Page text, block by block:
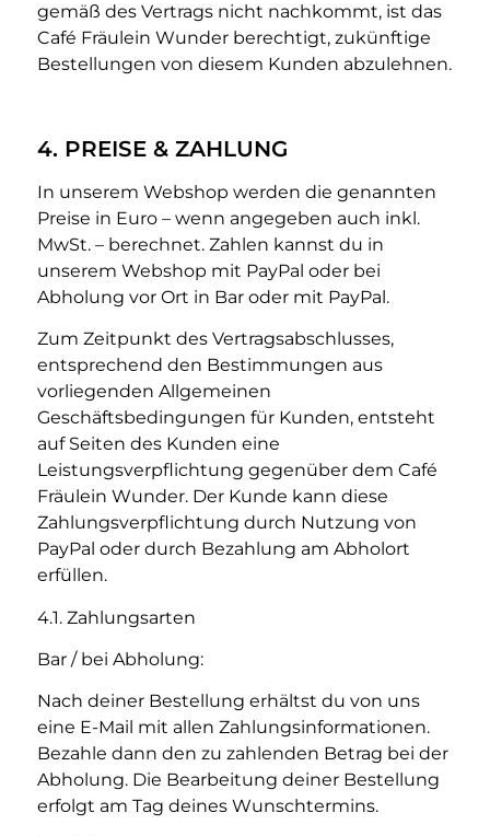
gemäß des Vertrags nicht nachkommt, ist das
Café Fräulein Wunder berechtigt, zukünftige
Bestellungen von diesem Kunden abzulehnen.
4. PREISE & ZAHLUNG
In unserem Webshop werden die genannten
Preise in Euro – wenn angegeben auch inkl.
MwSt. – berechnet. Zahlen kannst du in
unserem Webshop mit PayPal oder bei
Abholung vor Ort in Bar oder mit PayPal.
Zum Zeitpunkt des Vertragsabschlusses,
entsprechend den Bestimmungen aus
vorliegenden Allgemeinen
Geschäftsbedingungen für Kunden, entsteht
auf Seiten des Kunden eine
Leistungsverpflichtung gegenüber dem Café
Fräulein Wunder. Der Kunde kann diese
Zahlungsverpflichtung durch Nutzung von
PayPal oder durch Bezahlung am Abholort
erfüllen.
4.1. Zahlungsarten
Bar / bei Abholung:
Nach deiner Bestellung erhältst du von uns
eine E-Mail mit allen Zahlungsinformationen.
Bezahle dann den zu zahlenden Betrag bei der
Abholung. Die Bearbeitung deiner Bestellung
erfolgt am Tag deines Wunschtermins.